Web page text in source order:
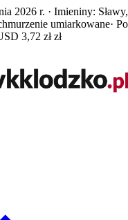
2026 r. · Imieniny:
umiarkowane·
3,72 zł zł